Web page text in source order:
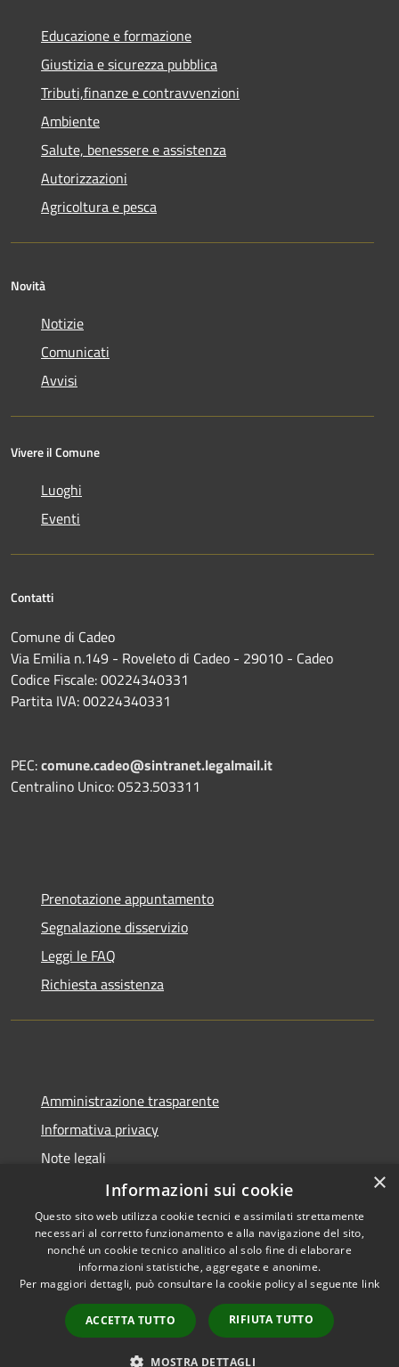
Educazione e formazione
Giustizia e sicurezza pubblica
Tributi,finanze e contravvenzioni
Ambiente
Salute, benessere e assistenza
Autorizzazioni
Agricoltura e pesca
Novità
Notizie
Comunicati
Avvisi
Vivere il Comune
Luoghi
Eventi
Contatti
Comune di Cadeo
Via Emilia n.149 - Roveleto di Cadeo - 29010 - Cadeo
Codice Fiscale: 00224340331
Partita IVA: 00224340331
PEC:comune.cadeo@sintranet.legalmail.it
Centralino Unico: 0523.503311
Prenotazione appuntamento
Segnalazione disservizio
Leggi le FAQ
Richiesta assistenza
Amministrazione trasparente
Informativa privacy
Note legali
Dichiarazione di accessibilità
RSS
Accessibilità
Copyright © 2026 • Comune di
Municipium•
Accesso
redazione
×
Informazioni sui cookie
Questo sito web utilizza cookie tecnici e assimilati strettamente
necessari al corretto funzionamento e alla navigazione del sito,
nonché un cookie tecnico analitico al solo fine di elaborare
informazioni statistiche, aggregate e anonime.
Per maggiori dettagli, può consultare la cookie policy al seguente link
ACCETTA TUTTO RIFIUTA TUTTO
MOSTRA DETTAGLI